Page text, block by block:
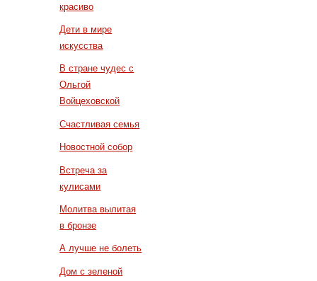
красиво
Дети в мире
искусства
В стране чудес с
Ольгой
Войцеховской
Счастливая семья
Новостной собор
Встреча за
кулисами
Молитва вылитая
в бронзе
А лучше не болеть
Дом с зеленой